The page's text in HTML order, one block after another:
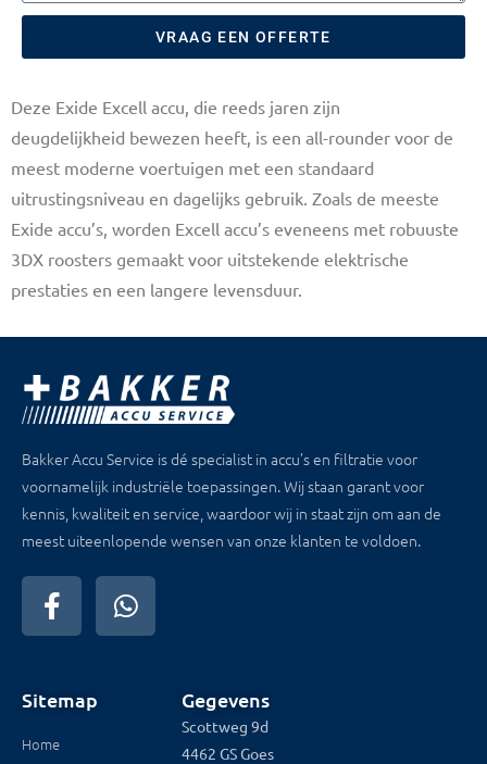
VRAAG EEN OFFERTE
Deze Exide Excell accu, die reeds jaren zijn
deugdelijkheid bewezen heeft, is een all-rounder voor de
meest moderne voertuigen met een standaard
uitrustingsniveau en dagelijks gebruik. Zoals de meeste
Exide accu’s, worden Excell accu’s eveneens met robuuste
3DX roosters gemaakt voor uitstekende elektrische
prestaties en een langere levensduur.
Bakker Accu Service is dé specialist in accu’s en filtratie voor
voornamelijk industriële toepassingen. Wij staan garant voor
kennis, kwaliteit en service, waardoor wij in staat zijn om aan de
meest uiteenlopende wensen van onze klanten te voldoen.
Sitemap
Home
Gegevens
Scottweg 9d
4462 GS Goes